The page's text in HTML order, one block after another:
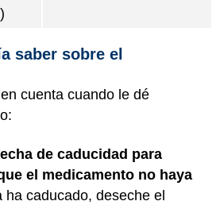
saber sobre el
cuenta cuando le dé
de caducidad para
el medicamento no haya
ha caducado, deseche el